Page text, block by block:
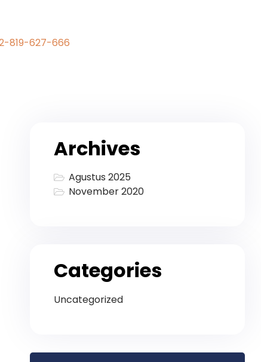
819-627-666
Archives
Agustus 2025
November 2020
Categories
Uncategorized